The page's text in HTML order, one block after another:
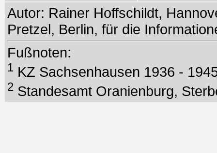
Autor: Rainer Hoffschildt,
Pretzel, Berlin, für die
Fußnoten:
1 KZ Sachsenhausen 1936 -
2 Standesamt Oranienburg,